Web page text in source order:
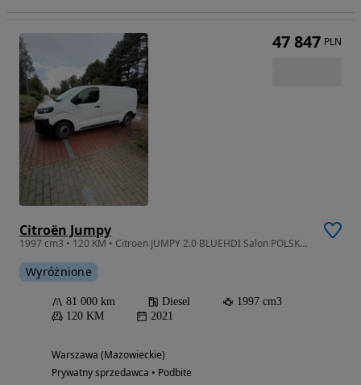
Citroën Jumpy
1997 cm3 • 120 KM • Citroen JUMPY 2.0 BLUEHDI Salon POLSKA fv23%
Wyróżnione
81 000 km Diesel
1997 cm3
120 KM
2021
Warszawa (Mazowieckie)
Prywatny sprzedawca • Podbite
47 847 PLN